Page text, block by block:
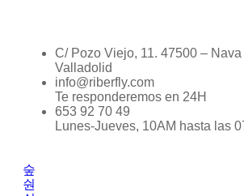
C/ Pozo Viejo, 11. 47500 –
Valladolid
info@riberfly.com
Te responderemos en 24H
653 92 70 49
Lunes-Jueves, 10AM hasta las